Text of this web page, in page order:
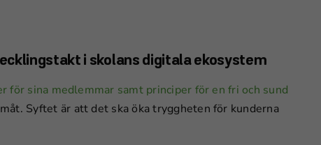
i skolans digitala ekosystem
för sina medlemmar samt principer för en fri och sund
Syftet är att det ska öka tryggheten för kunderna